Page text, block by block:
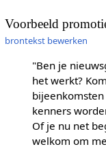
Voorbeeld
brontekst bewerken
"Ben je
het werkt?
kenners
Of je nu net
welkom om